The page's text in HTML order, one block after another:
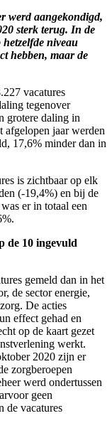
werd aangekondigd,
sterk terug. In de
hetzelfde niveau
hebben, maar de
vacatures
tegenover
grotere daling in
afgelopen jaar werden
17,6% minder dan in
is zichtbaar op elk
(-19,4%) en bij de
er in totaal een
de 10 ingevuld
gemeld dan in het
de sector energie,
De acties
effect gehad en
op de kaart gezet
werkt.
2020 zijn er
zorgberoepen
werd ondertussen
geen
de vacatures